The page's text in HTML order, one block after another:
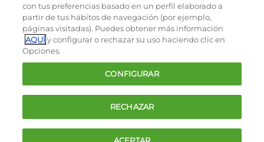
Cookies
Política de privacidad
Términos y condiciones de la oferta
Contacto
FAQ
con tus preferencias basado en un perfil elaborado a
partir de tus hábitos de navegación (por ejemplo,
páginas visitadas). Puedes obtener más información
AQUÍy configurar o rechazar su uso haciendo clic en
Opciones.
CONFIGURAR
RECHAZAR